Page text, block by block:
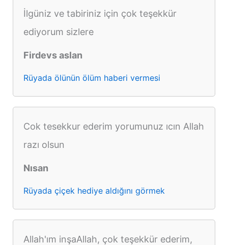
İlgüniz ve tabiriniz için çok teşekkür
ediyorum sizlere
Firdevs aslan
Rüyada ölünün ölüm haberi vermesi
Cok tesekkur ederim yorumunuz ıcın Allah
razı olsun
Nısan
Rüyada çiçek hediye aldığını görmek
Allah'ım inşaAllah, çok teşekkür ederim,